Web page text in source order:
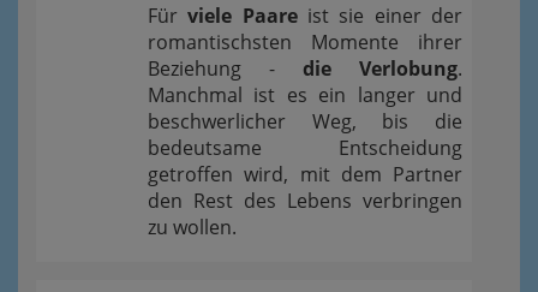
Fürviele Paareist sie einer der
romantischsten Momente ihrer
Beziehung - die Verlobung.
Manchmal ist es ein langer und
beschwerlicher Weg, bis die
bedeutsame Entscheidung
getroffen wird, mit dem Partner
den Rest des Lebens verbringen
zu wollen.